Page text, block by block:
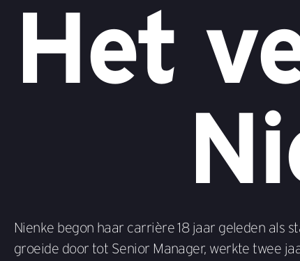
Het
Nienke begon haar carrière 18 jaar geleden als
groeide door tot Senior Manager, werkte twee